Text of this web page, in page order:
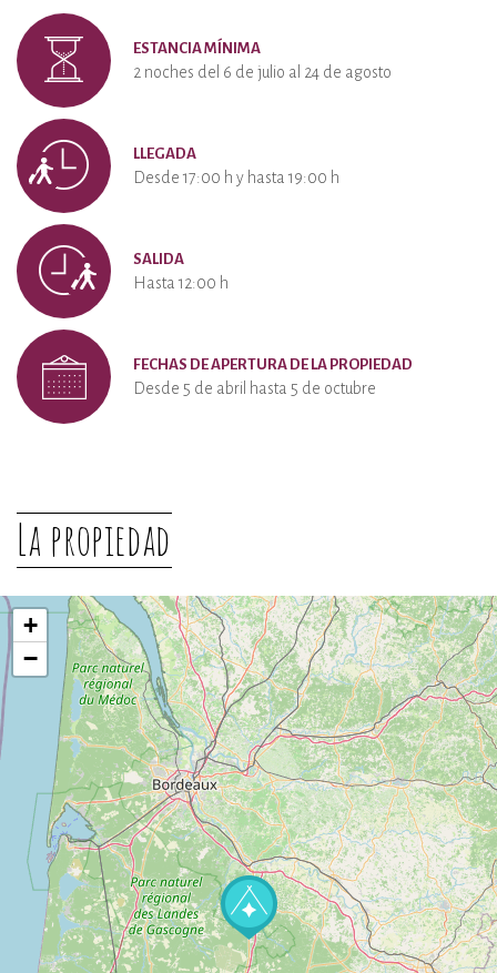
ESTANCIA MÍNIMA
2 noches del 6 de julio al 24 de agosto
LLEGADA
Desde 17:00 h y hasta 19:00 h
SALIDA
Hasta 12:00 h
FECHAS DE APERTURA DE LA PROPIEDAD
Desde 5 de abril hasta 5 de octubre
La propiedad
+
−